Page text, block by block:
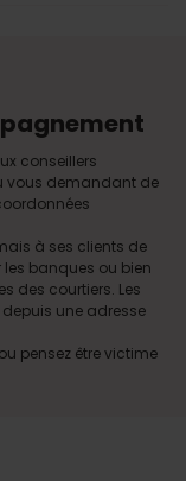
conseillers
vous demandant de
à ses clients de
banques ou bien
des courtiers. Les
une adresse
pensez être victime